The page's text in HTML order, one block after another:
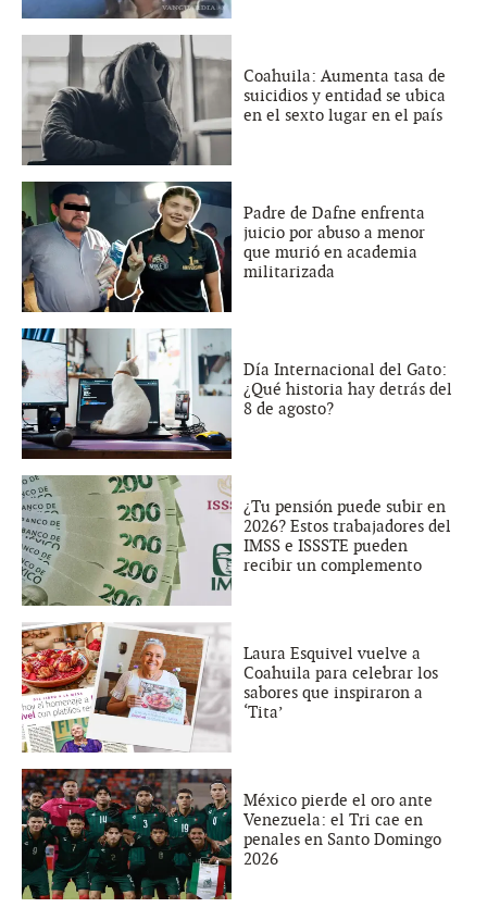
Coahuila: Aumenta tasa de
suicidios y entidad se ubica
en el sexto lugar en el país
Padre de Dafne enfrenta
juicio por abuso a menor
que murió en academia
militarizada
Día Internacional del Gato:
¿Qué historia hay detrás del
8 de agosto?
¿Tu pensión puede subir en
2026? Estos trabajadores del
IMSS e ISSSTE pueden
recibir un complemento
Laura Esquivel vuelve a
Coahuila para celebrar los
sabores que inspiraron a
‘Tita’
México pierde el oro ante
Venezuela: el Tri cae en
penales en Santo Domingo
2026